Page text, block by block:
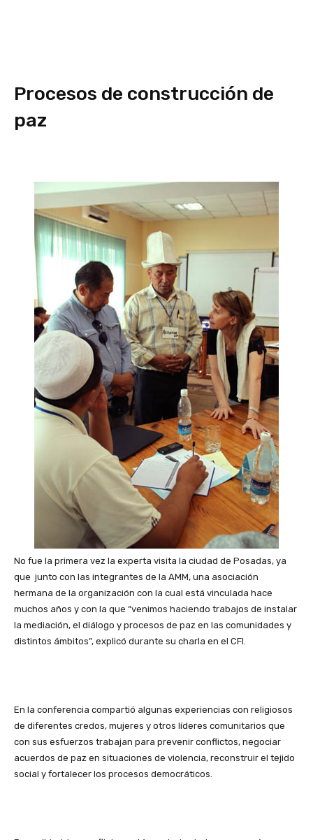
Procesos de construcción de
paz
No fue la primera vez la experta visita la ciudad de Posadas, ya
que junto con las integrantes de la AMM, una asociación
hermana de la organización con la cual está vinculada hace
muchos años y con la que “venimos haciendo trabajos de instalar
la mediación, el diálogo y procesos de paz en las comunidades y
distintos ámbitos”, explicó durante su charla en el CFI.
En la conferencia compartió algunas experiencias con religiosos
de diferentes credos, mujeres y otros líderes comunitarios que
con sus esfuerzos trabajan para prevenir conflictos, negociar
acuerdos de paz en situaciones de violencia, reconstruir el tejido
social y fortalecer los procesos democráticos.